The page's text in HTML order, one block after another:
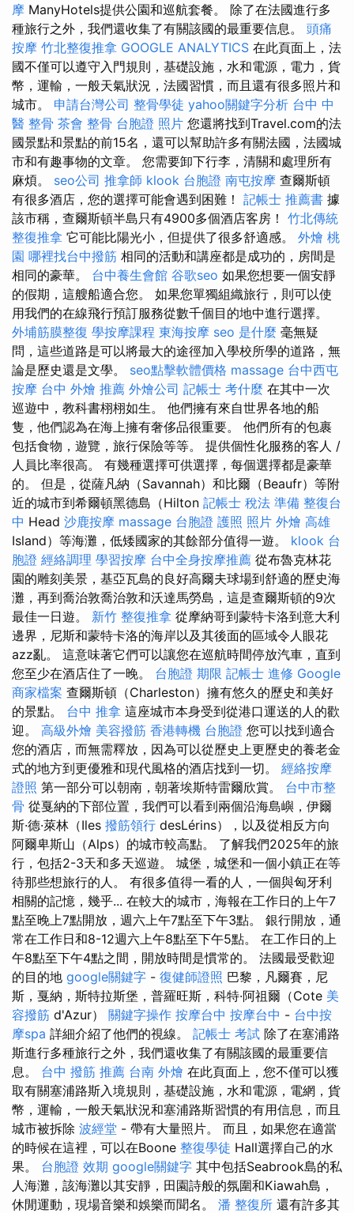
摩 ManyHotels提供公園和巡航套餐。 除了在法國進行多
種旅行之外，我們還收集了有關該國的最重要信息。 頭痛
按摩 竹北整復推拿 GOOGLE ANALYTICS 在此頁面上，法
國不僅可以遵守入門規則，基礎設施，水和電源，電力，貨
幣，運輸，一般天氣狀況，法國習慣，而且還有很多照片和
城市。 申請台灣公司 整骨學徒 yahoo關鍵字分析 台中 中
醫 整骨 茶會 整骨 台胞證 照片 您還將找到Travel.com的法
國景點和景點的前15名，還可以幫助許多有關法國，法國城
市和有趣事物的文章。 您需要卸下行李，清關和處理所有
麻煩。 seo公司 推拿師 klook 台胞證 南屯按摩 查爾斯頓
有很多酒店，您的選擇可能會遇到困難！ 記帳士 推薦書 據
該市稱，查爾斯頓半島只有4900多個酒店客房！ 竹北傳統
整復推拿 它可能比陽光小，但提供了很多舒適感。 外燴 桃
園 哪裡找台中撥筋 相同的活動和講座都是成功的，房間是
相同的豪華。 台中養生會館 谷歌seo 如果您想要一個安靜
的假期，這艘船適合您。 如果您單獨組織旅行，則可以使
用我們的在線飛行預訂服務從數千個目的地中進行選擇。
外埔筋膜整復 學按摩課程 東海按摩 seo 是什麼 毫無疑
問，這些道路是可以將最大的途徑加入學校所學的道路，無
論是歷史還是文學。 seo點擊軟體價格 massage 台中西屯
按摩 台中 外燴 推薦 外燴公司 記帳士 考什麼 在其中一次
巡遊中，教科書栩栩如生。 他們擁有來自世界各地的船
隻，他們認為在海上擁有奢侈品很重要。 他們所有的包裹
包括食物，遊覽，旅行保險等等。 提供個性化服務的客人 /
人員比率很高。 有幾種選擇可供選擇，每個選擇都是豪華
的。 但是，從薩凡納（Savannah）和比爾（Beaufr）等附
近的城市到希爾頓黑德島（Hilton 記帳士 稅法 準備 整復台
中 Head 沙鹿按摩 massage 台胞證 護照 照片 外燴 高雄
Island）等海灘，低矮國家的其餘部分值得一遊。 klook 台
胞證 經絡調理 學習按摩 台中全身按摩推薦 從布魯克林花
園的雕刻美景，基亞瓦島的良好高爾夫球場到舒適的歷史海
灘，再到喬治敦喬治敦和沃達馬勞島，這是查爾斯頓的9次
最佳一日遊。 新竹 整復推拿 從摩納哥到蒙特卡洛到意大利
邊界，尼斯和蒙特卡洛的海岸以及其後面的區域令人眼花
azz亂。 這意味著它們可以讓您在巡航時間停放汽車，直到
您至少在酒店住了一晚。 台胞證 期限 記帳士 進修 Google
商家檔案 查爾斯頓（Charleston）擁有悠久的歷史和美好
的景點。 台中 推拿 這座城市本身受到從港口運送的人的歡
迎。 高級外燴 美容撥筋 香港轉機 台胞證 您可以找到適合
您的酒店，而無需釋放，因為可以從歷史上更歷史的養老金
式的地方到更優雅和現代風格的酒店找到一切。 經絡按摩
證照 第一部分可以朝南，朝著埃斯特雷爾欣賞。 台中市整
骨 從戛納的下部位置，我們可以看到兩個沿海島嶼，伊爾
斯·德·萊林（Iles 撥筋領行 desLérins），以及從相反方向
阿爾卑斯山（Alps）的城市較高點。 了解我們2025年的旅
行，包括2-3天和多天巡遊。 城堡，城堡和一個小鎮正在等
待那些想旅行的人。 有很多值得一看的人，一個與匈牙利
相關的記憶，幾乎... 在較大的城市，海報在工作日的上午7
點至晚上7點開放，週六上午7點至下午3點。 銀行開放，通
常在工作日和8-12週六上午8點至下午5點。 在工作日的上
午8點至下午4點之間，開放時間是慣常的。 法國最受歡迎
的目的地 google關鍵字 - 復健師證照 巴黎，凡爾賽，尼
斯，戛納，斯特拉斯堡，普羅旺斯，科特·阿祖爾（Cote 美
容撥筋 d'Azur） 關鍵字操作 按摩台中 按摩台中 - 台中按
摩spa 詳細介紹了他們的視線。 記帳士 考試 除了在塞浦路
斯進行多種旅行之外，我們還收集了有關該國的最重要信
息。 台中 撥筋 推薦 台南 外燴 在此頁面上，您不僅可以獲
取有關塞浦路斯入境規則，基礎設施，水和電源，電網，貨
幣，運輸，一般天氣狀況和塞浦路斯習慣的有用信息，而且
城市被拆除 波經堂 - 帶有大量照片。 而且，如果您在適當
的時候在這裡，可以在Boone 整復學徒 Hall選擇自己的水
果。 台胞證 效期 google關鍵字 其中包括Seabrook島的私
人海灘，該海灘以其安靜，田園詩般的氛圍和Kiawah島，
休閒運動，現場音樂和娛樂而聞名。 潘 整復所 還有許多其